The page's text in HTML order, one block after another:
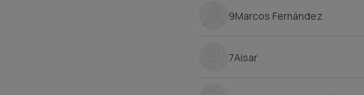
9Marcos Fernández
7Aisar